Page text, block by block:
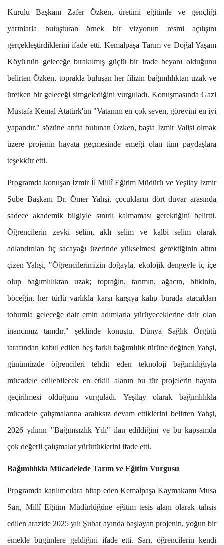
Kurulu Başkanı Zafer Özken, üretimi eğitimle ve gençliği
yarınlarla buluşturan örnek bir vizyonun resmi açılışını
gerçekleştirdiklerini ifade etti. Kemalpaşa Tarım ve Doğal Yaşam
Köyü'nün geleceğe bırakılmış güçlü bir irade beyanı olduğunu
belirten Özken, toprakla buluşan her filizin bağımlılıktan uzak ve
üretken bir geleceği simgelediğini vurguladı. Konuşmasında Gazi
Mustafa Kemal Atatürk'ün "Vatanını en çok seven, görevini en iyi
yapandır." sözüne atıfta bulunan Özken, başta İzmir Valisi olmak
üzere projenin hayata geçmesinde emeği olan tüm paydaşlara
teşekkür etti.
Programda konuşan İzmir İl Millî Eğitim Müdürü ve Yeşilay İzmir
Şube Başkanı Dr. Ömer Yahşi, çocukların dört duvar arasında
sadece akademik bilgiyle sınırlı kalmaması gerektiğini belirtti.
Öğrencilerin zevki selim, aklı selim ve kalbi selim olarak
adlandırılan üç sacayağı üzerinde yükselmesi gerektiğinin altını
çizen Yahşi, "Öğrencilerimizin doğayla, ekolojik dengeyle iç içe
olup bağımlılıktan uzak; toprağın, tarımın, ağacın, bitkinin,
böceğin, her türlü varlıkla karşı karşıya kalıp burada atacakları
tohumla geleceğe dair emin adımlarla yürüyeceklerine dair olan
inancımız tamdır." şeklinde konuştu. Dünya Sağlık Örgütü
tarafından kabul edilen beş farklı bağımlılık türüne değinen Yahşi,
günümüzde öğrencileri tehdit eden teknoloji bağımlılığıyla
mücadele edilebilecek en etkili alanın bu tür projelerin hayata
geçirilmesi olduğunu vurguladı. Yeşilay olarak bağımlılıkla
mücadele çalışmalarına aralıksız devam ettiklerini belirten Yahşi,
2026 yılının "Bağımsızlık Yılı" ilan edildiğini ve bu kapsamda
çok değerli çalışmalar yürüttüklerini ifade etti.
Bağımlılıkla Mücadelede Tarım ve Eğitim Vurgusu
Programda katılımcılara hitap eden Kemalpaşa Kaymakamı Musa
Sarı, Millî Eğitim Müdürlüğüne eğitim tesis alanı olarak tahsis
edilen arazide 2025 yılı Şubat ayında başlayan projenin, yoğun bir
emekle bugünlere geldiğini ifade etti. Sarı, öğrencilerin kendi